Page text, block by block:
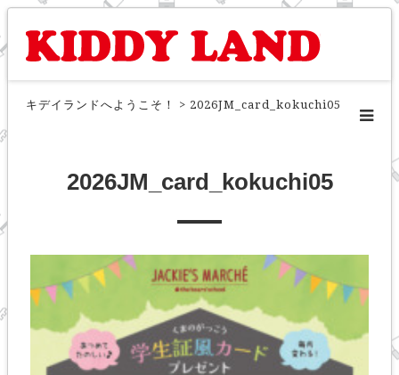
キデイランドへようこそ！ > 2026JM_card_kokuchi05
2026JM_card_kokuchi05